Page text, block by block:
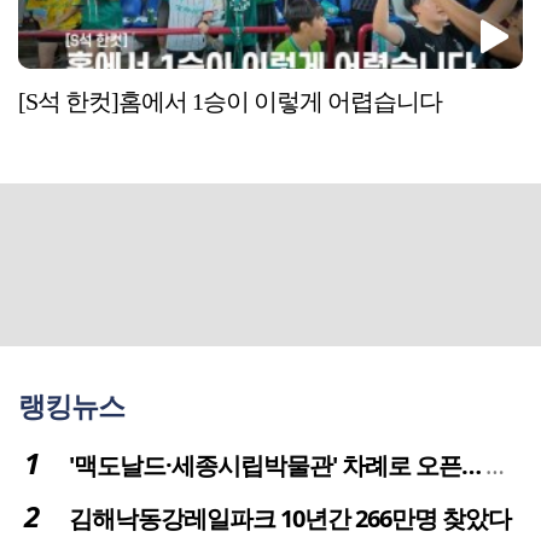
[S석 한컷]홈에서 1승이 이렇게 어렵습니다
랭킹뉴스
'맥도날드·세종시립박물관' 차례로 오픈… 고운동 정주여건 좋아진다
김해낙동강레일파크 10년간 266만명 찾았다